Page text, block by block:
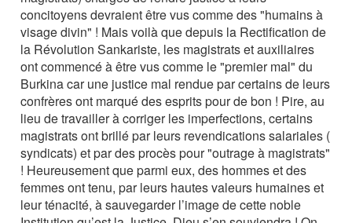
concitoyens devraient être vus comme des "humains à
visage divin" ! Mais voilà que depuis la Rectification de
la Révolution Sankariste, les magistrats et auxiliaires
ont commencé à être vus comme le "premier mal" du
Burkina car une justice mal rendue par certains de leurs
confrères ont marqué des esprits pour de bon ! Pire, au
lieu de travailler à corriger les imperfections, certains
magistrats ont brillé par leurs revendications salariales (
syndicats) et par des procès pour "outrage à magistrats"
! Heureusement que parmi eux, des hommes et des
femmes ont tenu, par leurs hautes valeurs humaines et
leur ténacité, à sauvegarder l’image de cette noble